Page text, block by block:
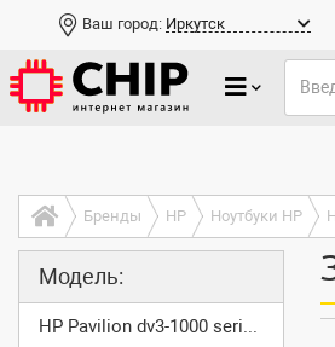
Ваш город: Иркутск
Бренды HP Ноутбуки HP
Модель:
HP Pavilion dv3-1000 series